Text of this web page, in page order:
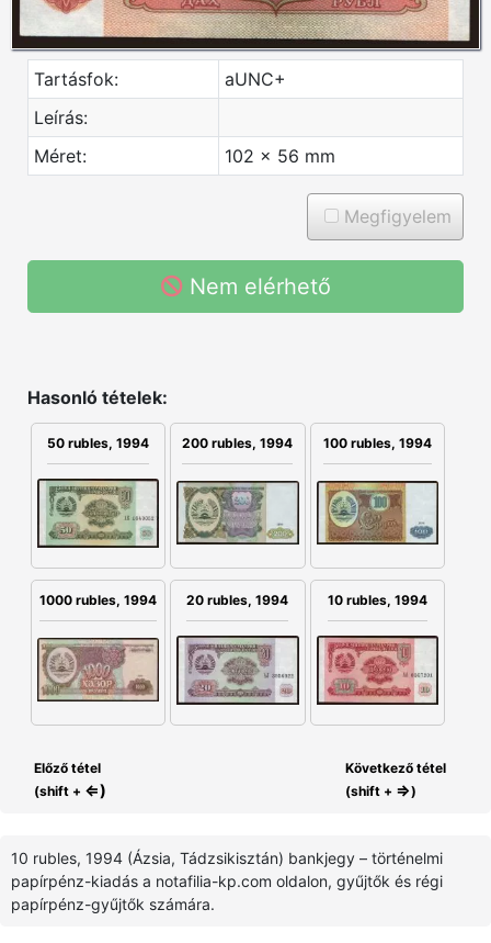
Tartásfok:
aUNC+
Leírás:
Méret:
102 x 56 mm
Megfigyelem
Nem elérhető
Hasonló tételek:
50 rubles, 1994 200 rubles, 1994 100 rubles, 1994
1000 rubles, 1994 20 rubles, 1994 10 rubles, 1994
Előző tétel
(shift + ⇐)
Következő tétel
(shift + ⇒)
10 rubles, 1994 (Ázsia, Tádzsikisztán) bankjegy – történelmi
papírpénz-kiadás a notafilia-kp.com oldalon, gyűjtők és régi
papírpénz-gyűjtők számára.